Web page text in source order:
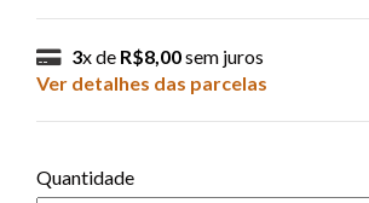
3x de R$8,00sem juros
Ver detalhes das parcelas
Quantidade